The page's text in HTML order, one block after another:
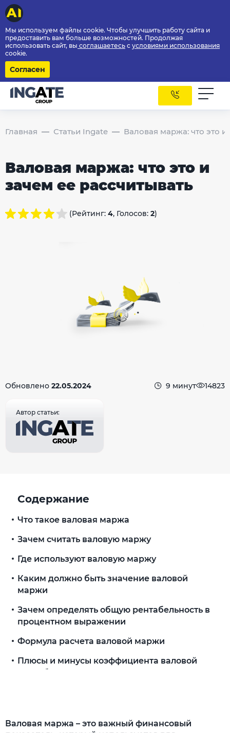
Мы используем файлы cookie. Чтобы улучшить работу сайта и
предоставить вам больше возможностей. Продолжая
использовать сайт, вы соглашаетесь с условиями использования
cookie.
Согласен
Главная Статьи Ingate Валовая маржа: что это и
Валовая маржа: что это и
зачем ее рассчитывать
(Рейтинг: 4, Голосов: 2)
Обновлено 22.05.2024 9 минут 14823
Автор статьи:
Валовая маржа – это важный финансовый
Содержание
Что такое валовая маржа
Зачем считать валовую маржу
Где используют валовую маржу
Каким должно быть значение валовой
маржи
Зачем определять общую рентабельность в
процентном выражении
Формула расчета валовой маржи
Плюсы и минусы коэффициента валовой
рентабельности